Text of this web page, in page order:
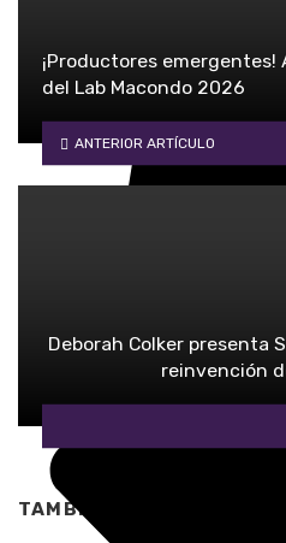
¡Productores
del Lab Macondo 2026
ANTERIOR ARTÍCULO
Deborah Colker presenta
reinvención
TAMBIÉN TE PUEDE